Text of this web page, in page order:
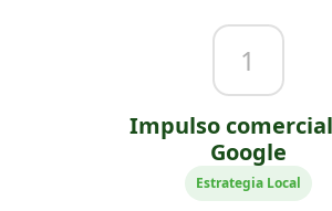
1
Impulso
Google
Estrategia Local